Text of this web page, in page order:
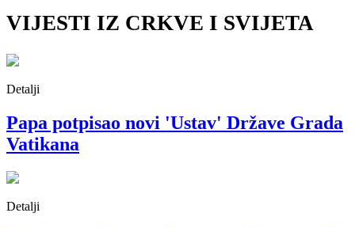
VIJESTI IZ CRKVE I SVIJETA
Detalji
Papa potpisao novi 'Ustav' Države Grada
Vatikana
Detalji